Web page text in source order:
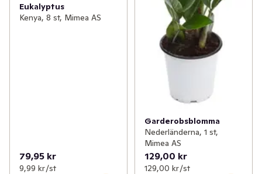
Eukalyptus
Kenya, 8 st, Mimea AS
79,95 kr
9,99 kr /st
Garderobsblomma
Nederländerna, 1 st,
Mimea AS
129,00 kr
129,00 kr /st